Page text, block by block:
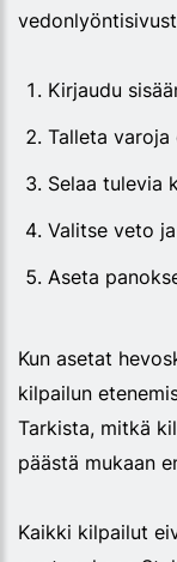
Kirjaudu
Talleta
Selaa tulevia
Valitse veto
Aseta
Kun asetat
kilpailun
Tarkista, mitkä
päästä mukaan
Kaikki kilpailut